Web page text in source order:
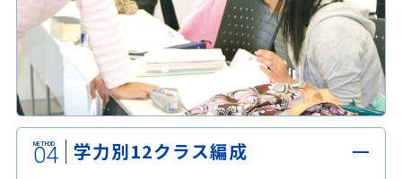
04 学力別12クラス編成